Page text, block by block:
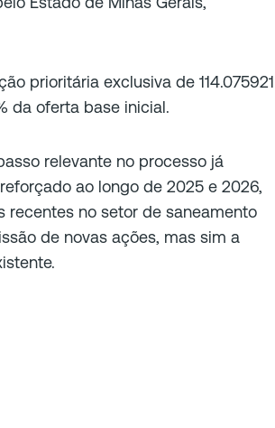
prioritária exclusiva de 114.075921
da oferta base inicial.
relevante no processo já
ao longo de 2025 e 2026,
recentes no setor de saneamento
de novas ações, mas sim a